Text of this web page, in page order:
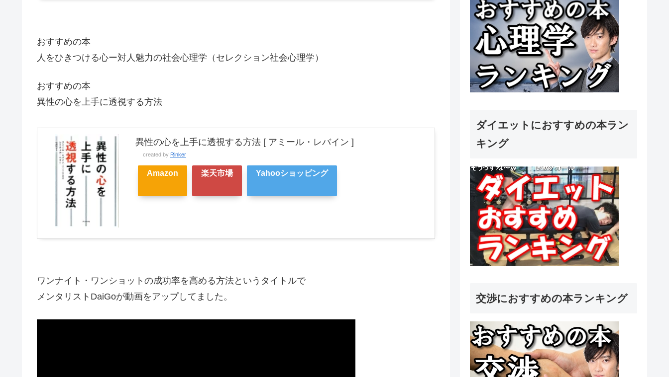
おすすめの本
人をひきつける心ー対人魅力の社会心理学（セレクション社会心理学）
おすすめの本
異性の心を上手に透視する方法
異性の心を上手に透視する方法 [ アミール・レバイン ]
created by Rinker
Amazon 楽天市場 Yahooショッピング
ワンナイト・ワンショットの成功率を高める方法というタイトルで
メンタリストDaiGoが動画をアップしてました。
ダイエットにおすすめの本ラン
キング
交渉におすすめの本ランキング